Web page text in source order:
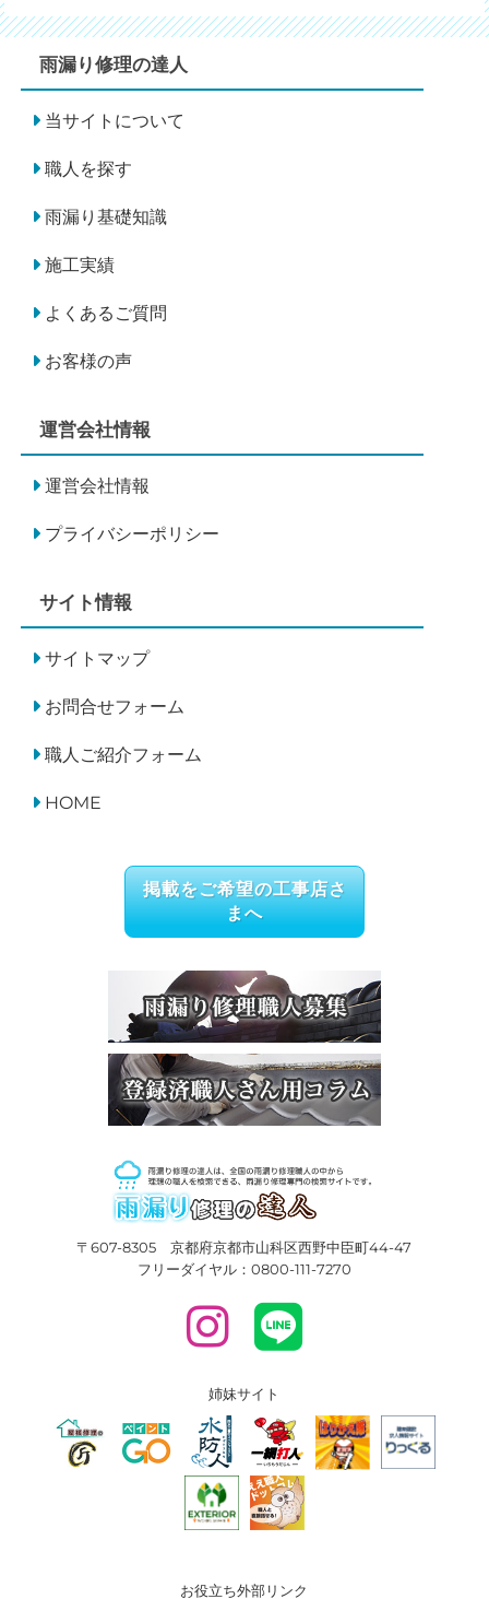
雨漏り修理の達人
当サイトについて
職人を探す
雨漏り基礎知識
施工実績
よくあるご質問
お客様の声
運営会社情報
運営会社情報
プライバシーポリシー
サイト情報
サイトマップ
お問合せフォーム
職人ご紹介フォーム
HOME
掲載をご希望の工事店さ
まへ
〒607-8305 京都府京都市山科区西野中臣町44-47
フリーダイヤル：0800-111-7270
姉妹サイト
お役立ち外部リンク